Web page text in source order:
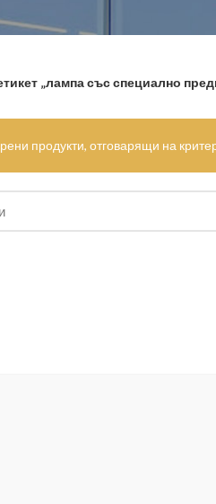
„лампа със специално
продукти, отговарящи на